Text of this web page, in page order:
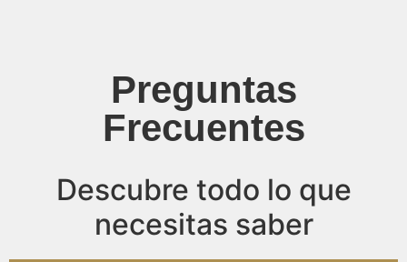
Preguntas
Frecuentes
Descubre todo lo que
necesitas saber